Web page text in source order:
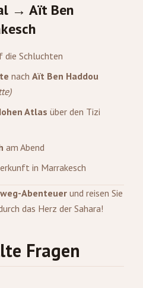
→ Aït Ben
die Schluchten
nach Aït Ben Haddou
Atlas über den Tizi
am Abend
in Marrakesch
Abenteuer und reisen Sie
das Herz der Sahara!
Fragen